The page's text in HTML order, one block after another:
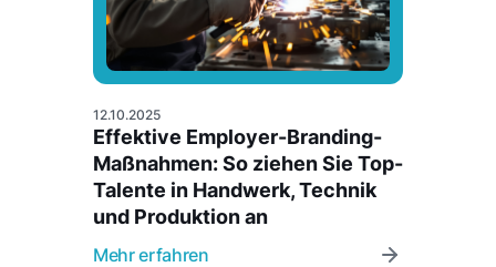
12.10.2025
Effektive Employer-Branding-
Maßnahmen: So ziehen Sie Top-
Talente in Handwerk, Technik
und Produktion an
Mehr erfahren